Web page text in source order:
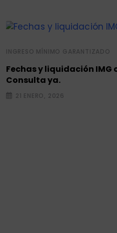
INGRESO MÍNIMO GARANTIZADO
Fechas y liquidación IMG
Consulta ya.
21 ENERO, 2026